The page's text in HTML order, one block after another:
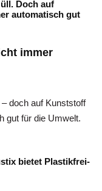
immer
doch auf Kunststoff
gut für die Umwelt.